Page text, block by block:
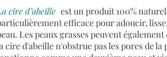
cire d’abeille est un produit 100%
efficace pour adoucir,
Les peaux grasses peuvent
cire d'abeille n'obstrue pas les pores de la